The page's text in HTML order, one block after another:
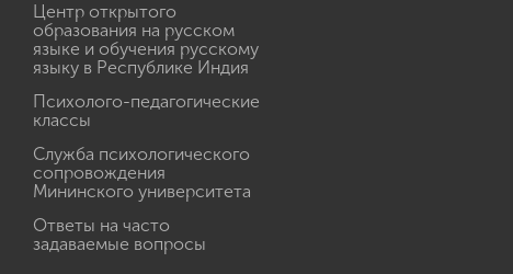
Центр открытого
образования на русском
языке и обучения русскому
языку в Республике Индия
Психолого-педагогические
классы
Служба психологического
сопровождения
Мининского университета
Ответы на часто
задаваемые вопросы